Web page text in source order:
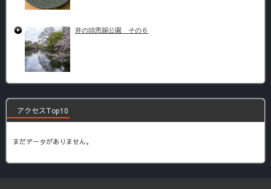
井の頭恩賜公園 その６
アクセスTop10
まだデータがありません。